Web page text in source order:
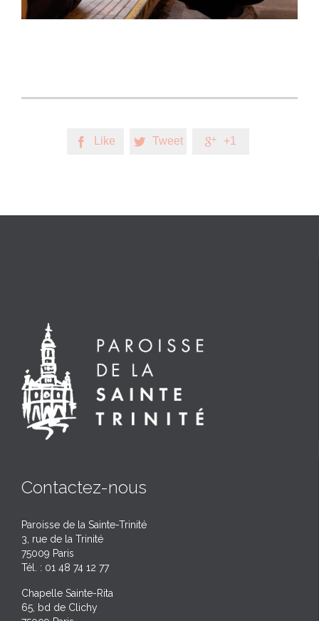
 Like  Tweet  +1
Contactez-nous
Paroisse de la Sainte-Trinité
3, rue de la Trinité
75009 Paris
Tél. : 01 48 74 12 77
Chapelle Sainte-Rita
65, bd de Clichy